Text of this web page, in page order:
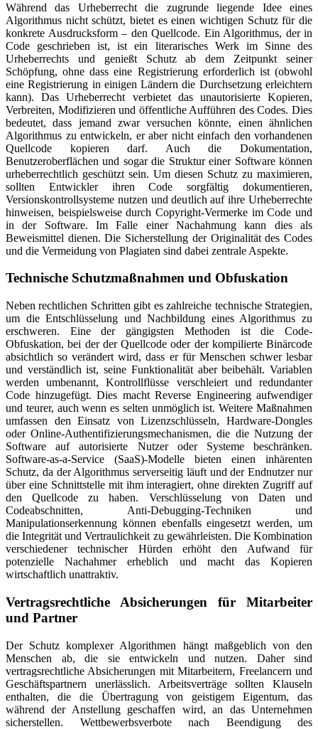
Während das Urheberrecht die zugrunde liegende Idee eines
Algorithmus nicht schützt, bietet es einen wichtigen Schutz für die
konkrete Ausdrucksform – den Quellcode. Ein Algorithmus, der in
Code geschrieben ist, ist ein literarisches Werk im Sinne des
Urheberrechts und genießt Schutz ab dem Zeitpunkt seiner
Schöpfung, ohne dass eine Registrierung erforderlich ist (obwohl
eine Registrierung in einigen Ländern die Durchsetzung erleichtern
kann). Das Urheberrecht verbietet das unautorisierte Kopieren,
Verbreiten, Modifizieren und öffentliche Aufführen des Codes. Dies
bedeutet, dass jemand zwar versuchen könnte, einen ähnlichen
Algorithmus zu entwickeln, er aber nicht einfach den vorhandenen
Quellcode kopieren darf. Auch die Dokumentation,
Benutzeroberflächen und sogar die Struktur einer Software können
urheberrechtlich geschützt sein. Um diesen Schutz zu maximieren,
sollten Entwickler ihren Code sorgfältig dokumentieren,
Versionskontrollsysteme nutzen und deutlich auf ihre Urheberrechte
hinweisen, beispielsweise durch Copyright-Vermerke im Code und
in der Software. Im Falle einer Nachahmung kann dies als
Beweismittel dienen. Die Sicherstellung der Originalität des Codes
und die Vermeidung von Plagiaten sind dabei zentrale Aspekte.
Technische Schutzmaßnahmen und Obfuskation
Neben rechtlichen Schritten gibt es zahlreiche technische Strategien,
um die Entschlüsselung und Nachbildung eines Algorithmus zu
erschweren. Eine der gängigsten Methoden ist die Code-
Obfuskation, bei der der Quellcode oder der kompilierte Binärcode
absichtlich so verändert wird, dass er für Menschen schwer lesbar
und verständlich ist, seine Funktionalität aber beibehält. Variablen
werden umbenannt, Kontrollflüsse verschleiert und redundanter
Code hinzugefügt. Dies macht Reverse Engineering aufwendiger
und teurer, auch wenn es selten unmöglich ist. Weitere Maßnahmen
umfassen den Einsatz von Lizenzschlüsseln, Hardware-Dongles
oder Online-Authentifizierungsmechanismen, die die Nutzung der
Software auf autorisierte Nutzer oder Systeme beschränken.
Software-as-a-Service (SaaS)-Modelle bieten einen inhärenten
Schutz, da der Algorithmus serverseitig läuft und der Endnutzer nur
über eine Schnittstelle mit ihm interagiert, ohne direkten Zugriff auf
den Quellcode zu haben. Verschlüsselung von Daten und
Codeabschnitten, Anti-Debugging-Techniken und
Manipulationserkennung können ebenfalls eingesetzt werden, um
die Integrität und Vertraulichkeit zu gewährleisten. Die Kombination
verschiedener technischer Hürden erhöht den Aufwand für
potenzielle Nachahmer erheblich und macht das Kopieren
wirtschaftlich unattraktiv.
Vertragsrechtliche Absicherungen für Mitarbeiter
und Partner
Der Schutz komplexer Algorithmen hängt maßgeblich von den
Menschen ab, die sie entwickeln und nutzen. Daher sind
vertragsrechtliche Absicherungen mit Mitarbeitern, Freelancern und
Geschäftspartnern unerlässlich. Arbeitsverträge sollten Klauseln
enthalten, die die Übertragung von geistigem Eigentum, das
während der Anstellung geschaffen wird, an das Unternehmen
sicherstellen. Wettbewerbsverbote nach Beendigung des